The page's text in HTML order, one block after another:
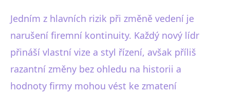
Jedním z hlavních rizik při změně vedení je
narušení firemní kontinuity. Každý nový lídr
přináší vlastní vize a styl řízení, avšak příliš
razantní změny bez ohledu na historii a
hodnoty firmy mohou vést ke zmatení